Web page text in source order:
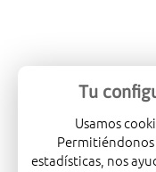
Tu
Usamos
estadísticas, nos